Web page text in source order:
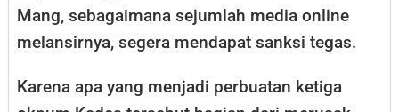
Mang, sebagaimana sejumlah media online
melansirnya, segera mendapat sanksi tegas.
Karena apa yang menjadi perbuatan ketiga